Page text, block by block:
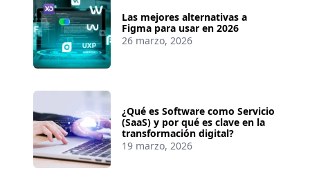
Las mejores alternativas a
Figma para usar en 2026
26 marzo, 2026
¿Qué es Software como Servicio
(SaaS) y por qué es clave en la
transformación digital?
19 marzo, 2026